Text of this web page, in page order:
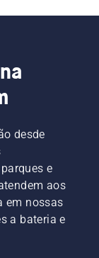
desde
e
aos
em nossas
a bateria e